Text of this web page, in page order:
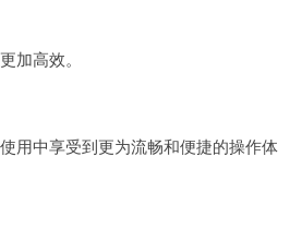
高效。
用中享受到更为流畅和便捷的操作体